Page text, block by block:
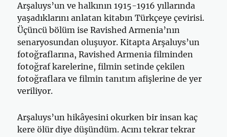
Arşaluys’un ve halkının 1915-1916 yıllarında
yaşadıklarını anlatan kitabın Türkçeye çevirisi.
Üçüncü bölüm ise Ravished Armenia’nın
senaryosundan oluşuyor. Kitapta Arşaluys’un
fotoğraflarına, Ravished Armenia filminden
fotoğraf karelerine, filmin setinde çekilen
fotoğraflara ve filmin tanıtım afişlerine de yer
veriliyor.
Arşaluys’un hikâyesini okurken bir insan kaç
kere ölür diye düşündüm. Acını tekrar tekrar